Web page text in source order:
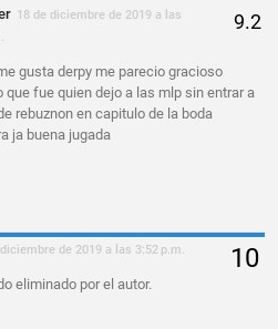
18 de diciembre de 2019 a las
gusta derpy me parecio gracioso
que fue quien dejo a las mlp sin entrar a
rebuznon en capitulo de la boda
ja buena jugada
de 2019 a las 3:52 p.m.
eliminado por el autor.